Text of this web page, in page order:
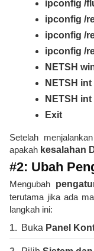
ipconfig /
ipconfig /
ipconfig /
ipconfig /
NETSH
NETSH
NETSH
Exit
Setelah
apakah kesalahan
#2: Ubah
Mengubah
terutama jika ada
langkah ini:
Buka Panel